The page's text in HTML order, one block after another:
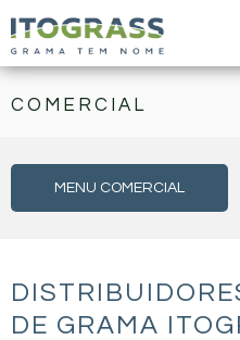
COMERCIAL
MENU COMERCIAL
DE GRAMA